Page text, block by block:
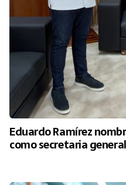
Eduardo Ramírez
como secretaria